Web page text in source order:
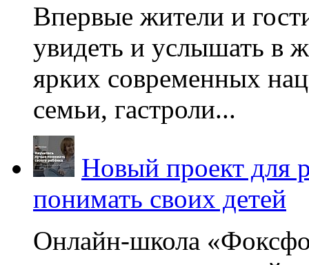
Впервые жители и
увидеть и услышать в
ярких современных
семьи, гастроли...
Новый проект для
понимать своих детей
Онлайн-школа